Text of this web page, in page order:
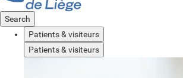
Search
Patients & visiteurs
Patients & visiteurs